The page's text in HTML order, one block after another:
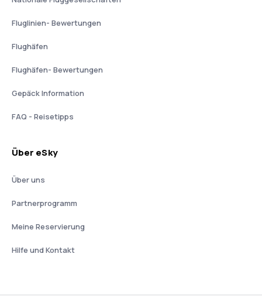
Fluglinien- Bewertungen
Flughäfen
Flughäfen- Bewertungen
Gepäck Information
FAQ - Reisetipps
Über eSky
Über uns
Partnerprogramm
Meine Reservierung
Hilfe und Kontakt